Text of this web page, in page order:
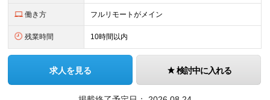
働き方 フルリモートがメイン
残業時間 10時間以内
求人を見る 検討中に入れる